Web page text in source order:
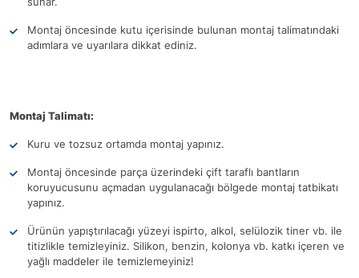
Montaj öncesinde kutu içerisinde bulunan montaj talimatındaki
adımlara ve uyarılara dikkat ediniz.
Montaj Talimatı:
Kuru ve tozsuz ortamda montaj yapınız.
Montaj öncesinde parça üzerindeki çift taraflı bantların
koruyucusunu açmadan uygulanacağı bölgede montaj tatbikatı
yapınız.
Ürünün yapıştırılacağı yüzeyi ispirto, alkol, selülozik tiner vb. ile
titizlikle temizleyiniz. Silikon, benzin, kolonya vb. katkı içeren ve
yağlı maddeler ile temizlemeyiniz!